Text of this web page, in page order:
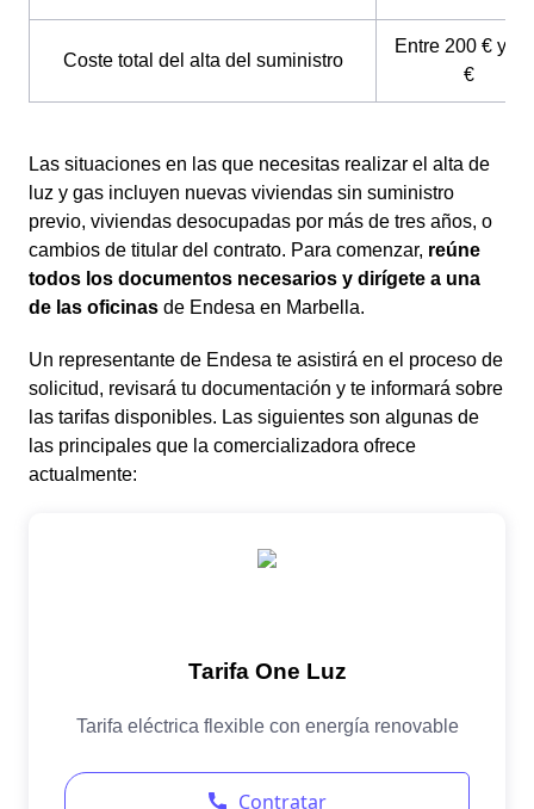
Coste total del alta del suministro
Entre 200 € y
€
Las situaciones en las que necesitas realizar el alta de
luz y gas incluyen nuevas viviendas sin suministro
previo, viviendas desocupadas por más de tres años, o
cambios de titular del contrato. Para comenzar, reúne
todos los documentos necesarios y dirígete a una
de las oficinas de Endesa en Marbella.
Un representante de Endesa te asistirá en el proceso de
solicitud, revisará tu documentación y te informará sobre
las tarifas disponibles. Las siguientes son algunas de
las principales que la comercializadora ofrece
actualmente: